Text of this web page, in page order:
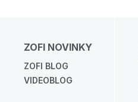
ZOFI NOVINKY
ZOFI BLOG
VIDEOBLOG